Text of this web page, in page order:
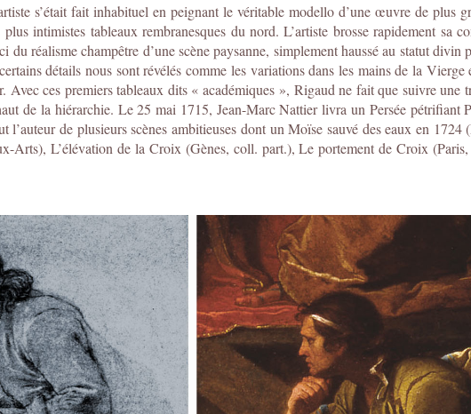
s’était fait inhabituel en peignant le véritable modello d’une œuvre de plus
intimistes tableaux rembranesques du nord. L’artiste brosse rapidement sa
réalisme champêtre d’une scène paysanne, simplement haussé au statut divin
détails nous sont révélés comme les variations dans les mains de la
ces premiers tableaux dits « académiques », Rigaud ne fait que suivre une
de la hiérarchie. Le 25 mai 1715, Jean-Marc Nattier livra un Persée pétrifiant
de plusieurs scènes ambitieuses dont un Moïse sauvé des eaux en
Arts), L’élévation de la Croix (Gènes, coll. part.), Le portement de Croix